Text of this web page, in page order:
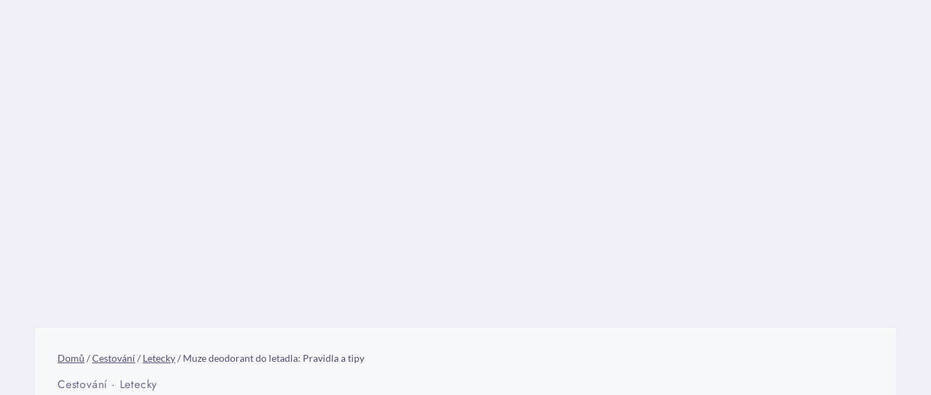
Domů /Cestování/ Letecky/ Muze deodorant do letadla: Pravidla a tipy
Cestování · Letecky